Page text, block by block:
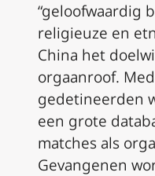
“geloofwaardig
religieuze en
China het
orgaanroof.
gedetineerden
een grote
matches als
Gevangenen